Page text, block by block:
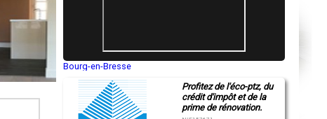
Bourg-en-Bresse
Montluçon
Manosque
Gap
Profitez de l'éco-ptz, du
crédit d'impôt et de la
prime de rénovation.